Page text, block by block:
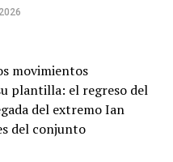
web/
web/
movimientos
plantilla: el regreso del
del extremo Ian
del conjunto